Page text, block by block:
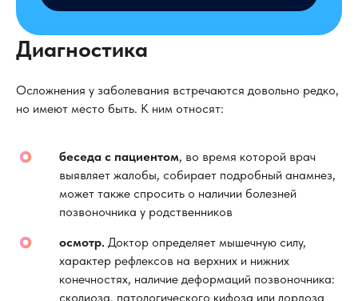
Диагностика
Осложнения у заболевания встречаются довольно редко,
но имеют место быть. К ним относят:
беседа с пациентом, во время которой врач
выявляет жалобы, собирает подробный анамнез,
может также спросить о наличии болезней
позвоночника у родственников
осмотр. Доктор определяет мышечную силу,
характер рефлексов на верхних и нижних
конечностях, наличие деформаций позвоночника:
сколиоза, патологического кифоза или лордоза